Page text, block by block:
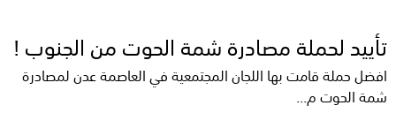
تأييد لحملة مصادرة شمة الحوت من الجنوب !
افضل حملة قامت بها اللجان المجتمعية في العاصمة عدن لمصادرة
شمة الحوت م...